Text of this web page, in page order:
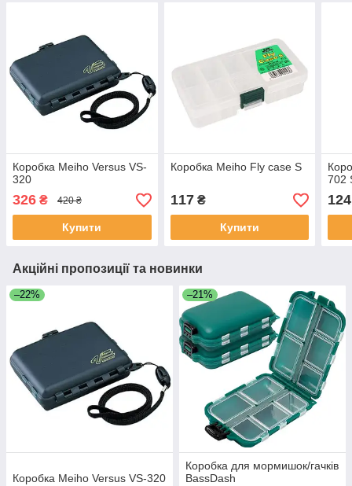
Коробка Meiho Versus VS-
320
326 ₴ 420 ₴
Купити
Коробка Meiho Fly case S
117₴
Купити
702
124
Акційні пропозиції та новинки
–22%
Коробка Meiho Versus VS-320
–21%
Коробка для мормишок/гачків
BassDash